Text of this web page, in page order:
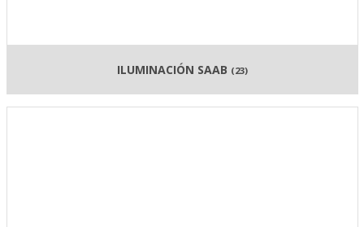
ILUMINACIÓN SAAB (23)